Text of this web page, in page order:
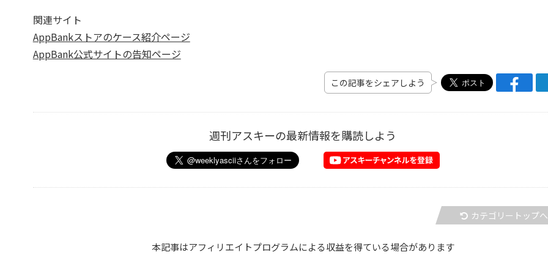
関連サイト
AppBankストアのケース紹介ページ
AppBank公式サイトの告知ページ
この記事をシェアしよう
週刊アスキーの最新情報を購読しよう
カテゴリートップへ
本記事はアフィリエイトプログラムによる収益を得ている場合があります